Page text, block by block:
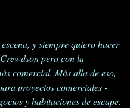
y siempre quiero hacer
pero con la
comercial. Más alla de eso,
proyectos comerciales -
y habitaciones de escape.